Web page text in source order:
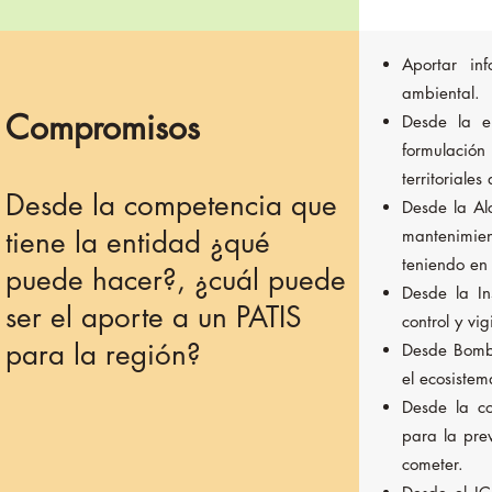
Compromisos
Desde la competencia que
tiene la entidad ¿qué
puede hacer?, ¿cuál puede
ser el aporte a un PATIS
para la región?
Aportar
ambiental.
Desde la
territoriales
Desde la
teniendo
Desde la
control y
Desde
el
Desde la
para la
cometer.